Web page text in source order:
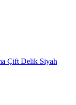
Çift Delik Siyah